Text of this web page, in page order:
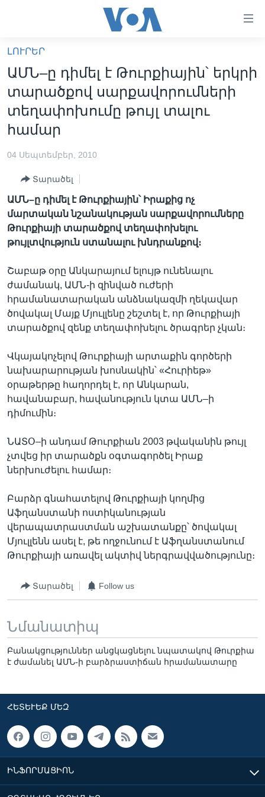
հիմնական
բովանդակությանը
անցնել
հիմնական
բովանդակությանը
հիմնական
ՍՓՅՈՒՌՔ
ՏԵՍԱՆՅՈՒԹԵՐ
«ԱՄԵՐԻԿԱՅԻ ՁԱՅՆ»-Ի ԿԱՆՈՆԱԴՐՈՒԹՅՈՒՆ
ԿԱՊ ՄԵԶ ՀԵՏ
Learning English
Լեզուներ
ԼՈՒՐԵՐ
ԱՄՆ–ը դիմել է Թուրքիային՝ երկրի
տարածքով սարքավորումների
տեղափոխումը թույլ տալու
համար
04 Սեպտեմբեր, 2010
Տարածել
ԱՄՆ–ը դիմել է Թուրքիային՝ Իրաքից ոչ
մարտական նշանակության սարքավորումները
Թուրքիայի տարածքով տեղափոխելու
թույլտվություն ստանալու խնդրանքով։
Շաբաթ օրը Անկարայում ելույթ ունենալու
ժամանակ, ԱՄՆ-ի զինված ուժերի
հրամանատարական անձնակազմի ղեկավար
ծովակալ Մայք Մյուլլենը շեշտել է, որ Թուրքիայի
տարածքով զենք տեղափոխելու ծրագրեր չկան։
Վկայակոչելով Թուրքիայի արտաքին գործերի
նախարարության խոսնակին՝ «Հուրիեթ»
օրաթերթը հաղորդել է, որ Անկարան,
հավանաբար, հավանություն կտա ԱՄՆ–ի
դիմումին։
ՆԱՏՕ–ի անդամ Թուրքիան 2003 թվականին թույլ
չտվեց իր տարածքն օգտագործել Իրաք
ներխուժելու համար։
Բարձր գնահատելով Թուրքիայի կողմից
Աֆղանստանի ոստիկանության
վերապատրաստման աշխատանքը՝ ծովակալ
Մյուլլենն ասել է, թե ողջունում է Աֆղանստանում
Թուրքիայի առավել ակտիվ ներգրավվածությունը։
Տարածել Follow us
Նմանատիպ
Բանակցություններ անցկացնելու նպատակով Թուրքիա
է ժամանել ԱՄՆ-ի բարձրաստիճան հրամանատարը
ՀԵՏԵՒԵՔ ՄԵԶ
ԻՆՖՈՐՄԱՑԻՈՆ